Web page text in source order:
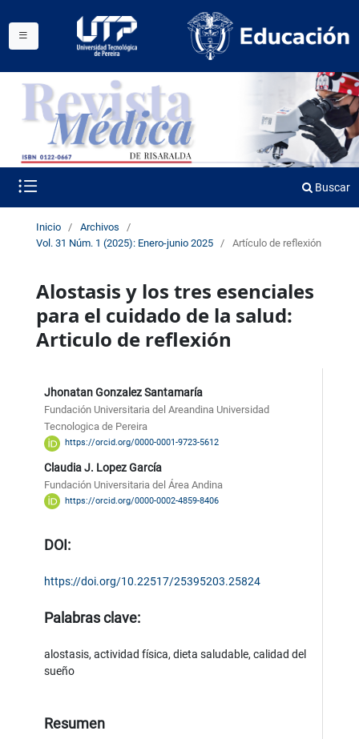
Buscar
Inicio / Archivos
/
Vol. 31 Núm. 1 (2025): Enero-junio 2025
/ Artículo de reflexión
Alostasis y los tres esenciales
para el cuidado de la salud:
Articulo de reflexión
Jhonatan Gonzalez Santamaría
Fundación Universitaria del Areandina Universidad
Tecnologica de Pereira
https://orcid.org/0000-0001-9723-5612
Claudia J. Lopez García
Fundación Universitaria del Área Andina
https://orcid.org/0000-0002-4859-8406
DOI:
https://doi.org/10.22517/25395203.25824
Palabras clave:
alostasis, actividad física, dieta saludable, calidad del
sueño
Resumen